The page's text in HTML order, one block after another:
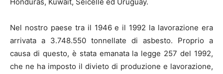
Nel nostro paese tra il 1946 e il 1992 la lavorazione era
arrivata a 3.748.550 tonnellate di asbesto. Proprio a
causa di questo, è stata emanata la legge 257 del 1992,
che ne ha imposto il divieto di produzione e lavorazione,